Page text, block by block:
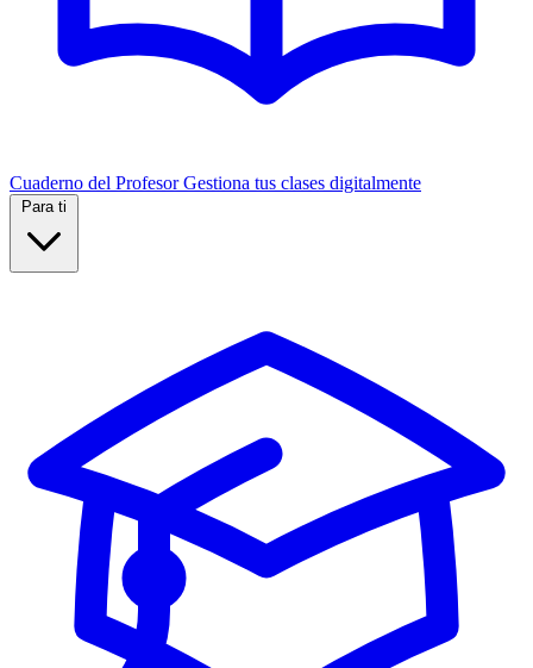
Cuaderno del Profesor Gestiona tus clases digitalmente